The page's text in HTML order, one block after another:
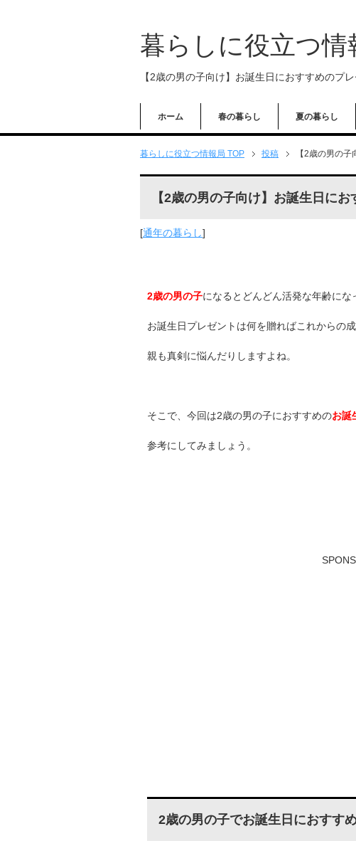
暮らしに役立つ情
【2歳の男の子向け】お誕生日におすすめのプレ
ホーム 春の暮らし 夏の暮らし
暮らしに役立つ情報局 TOP 投稿 【2歳の男の
【2歳の男の子向け】お誕生日に
[通年の暮らし]
2歳の男の子になるとどんどん活発な年齢にな
お誕生日プレゼントは何を贈ればこれからの
親も真剣に悩んだりしますよね。
そこで、今回は2歳の男の子におすすめのお誕
参考にしてみましょう。
2歳の男の子でお誕生日におすす